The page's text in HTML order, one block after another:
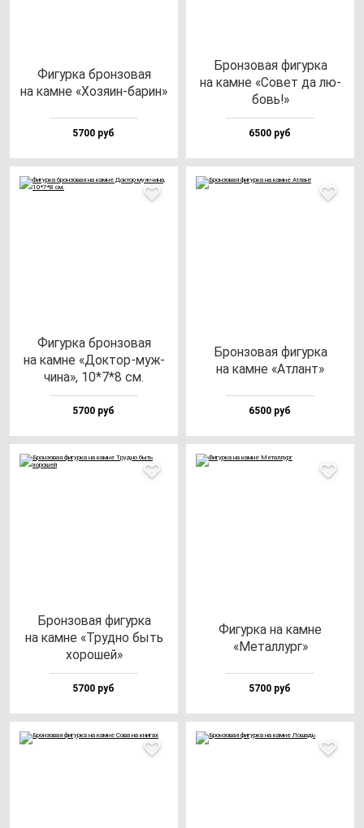
Фигур­ка брон­зо­вая
на кам­не «Хозя­ин-ба­рин»
5700 руб
Брон­зо­вая фи­гур­ка
на кам­не «Совет да лю­
бовь!»
6500 руб
Фигур­ка брон­зо­вая
на кам­не «Док­тор-муж­
чи­на», 10*7*8 см.
5700 руб
Брон­зо­вая фи­гур­ка
на кам­не «Атлант»
6500 руб
Брон­зо­вая фи­гур­ка
на кам­не «Труд­но быть
хо­ро­шей»
5700 руб
Фигур­ка на кам­не
«Метал­лург»
5700 руб